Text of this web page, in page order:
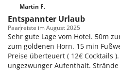
Martin F.
Entspannter Urlaub
Paarreiste im August 2025
Sehr gute Lage vom Hotel. 50m
zum goldenen Horn. 15 min
Preise überteuert ( 12€ Cocktails
ungezwunger Aufenthalt.